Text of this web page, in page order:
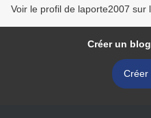
Voir le profil de laporte2007 sur
Créer un
Créer